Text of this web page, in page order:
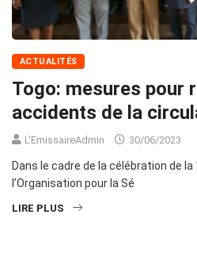
ACTUALITÉS
Togo: mesures pour
accidents de la
L'EmissaireAdmin 30/06/2023
Dans le cadre de la célébration de
l’Organisation pour la Sé
LIRE PLUS